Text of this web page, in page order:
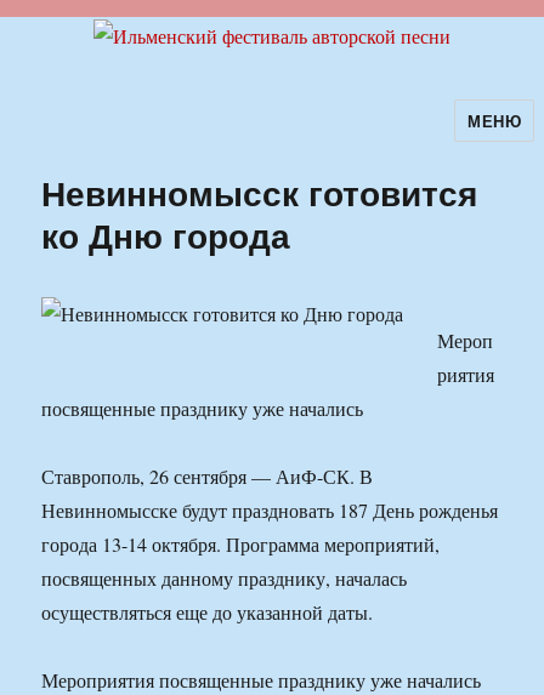
Ильменский фестиваль авторскойМЕНЮ
Невинномысск готовится
ко Дню города
Мероп
риятия
посвященные празднику уже начались
Ставрополь, 26 сентября — АиФ-СК. В
Невинномысске будут праздновать 187 День рожденья
города 13-14 октября. Программа мероприятий,
посвященных данному празднику, началась
осуществляться еще до указанной даты.
Мероприятия посвященные празднику уже начались